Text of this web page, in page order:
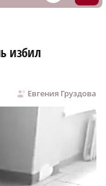
избил
Евгения Груздова